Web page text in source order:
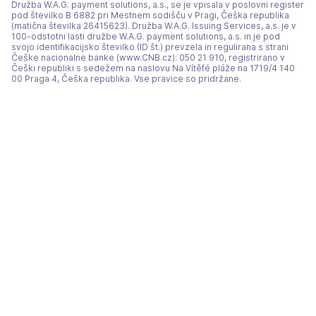
Družba W.A.G. payment solutions, a.s., se je vpisala v poslovni register
pod številko B 6882 pri Mestnem sodišču v Pragi, Češka republika
(matična številka 26415623). Družba W.A.G. Issuing Services, a.s. je v
100-odstotni lasti družbe W.A.G. payment solutions, a.s. in je pod
svojo identifikacijsko številko (ID št.) prevzela in regulirana s strani
Češke nacionalne banke (www.CNB.cz): 050 21 910, registrirano v
Češki republiki s sedežem na naslovu Na Vítěťé pláže na 1719/4 140
00 Praga 4, Češka republika. Vse pravice so pridržane.